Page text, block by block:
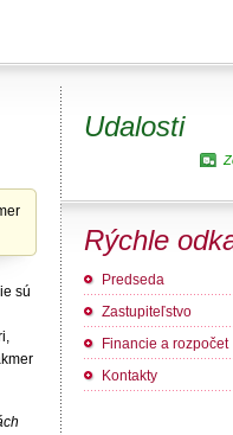
sú
Udalosti
Rýchle
Predseda
Zastupiteľstvo
Financie a rozpočet
Kontakty